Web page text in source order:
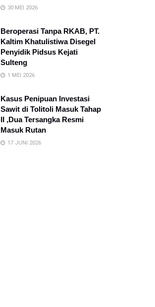
30 MEI 2026
Beroperasi Tanpa RKAB, PT.
Kaltim Khatulistiwa Disegel
Penyidik Pidsus Kejati
Sulteng
1 MEI 2026
Kasus Penipuan Investasi
Sawit di Tolitoli Masuk Tahap
II ,Dua Tersangka Resmi
Masuk Rutan
17 JUNI 2026